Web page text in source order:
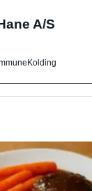
A/S
Kolding